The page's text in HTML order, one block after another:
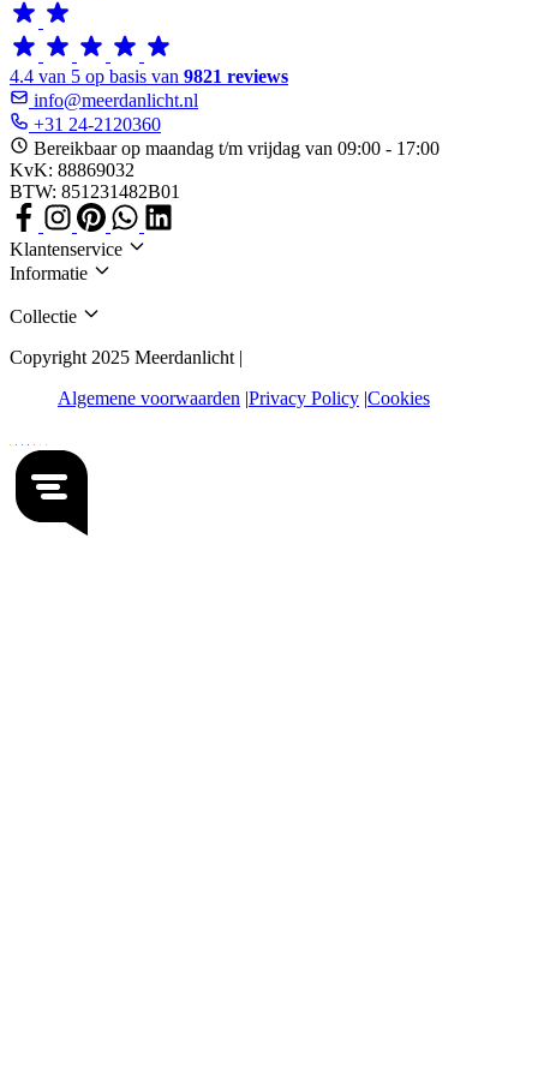
4.4 van 5 op basis van 9821 reviews
info@meerdanlicht.nl
+31 24-2120360
Bereikbaar op maandag t/m vrijdag van 09:00 - 17:00
KvK: 88869032
BTW: 851231482B01
Klantenservice
Informatie
Collectie
Copyright 2025 Meerdanlicht |
Algemene voorwaarden Privacy Policy Cookies